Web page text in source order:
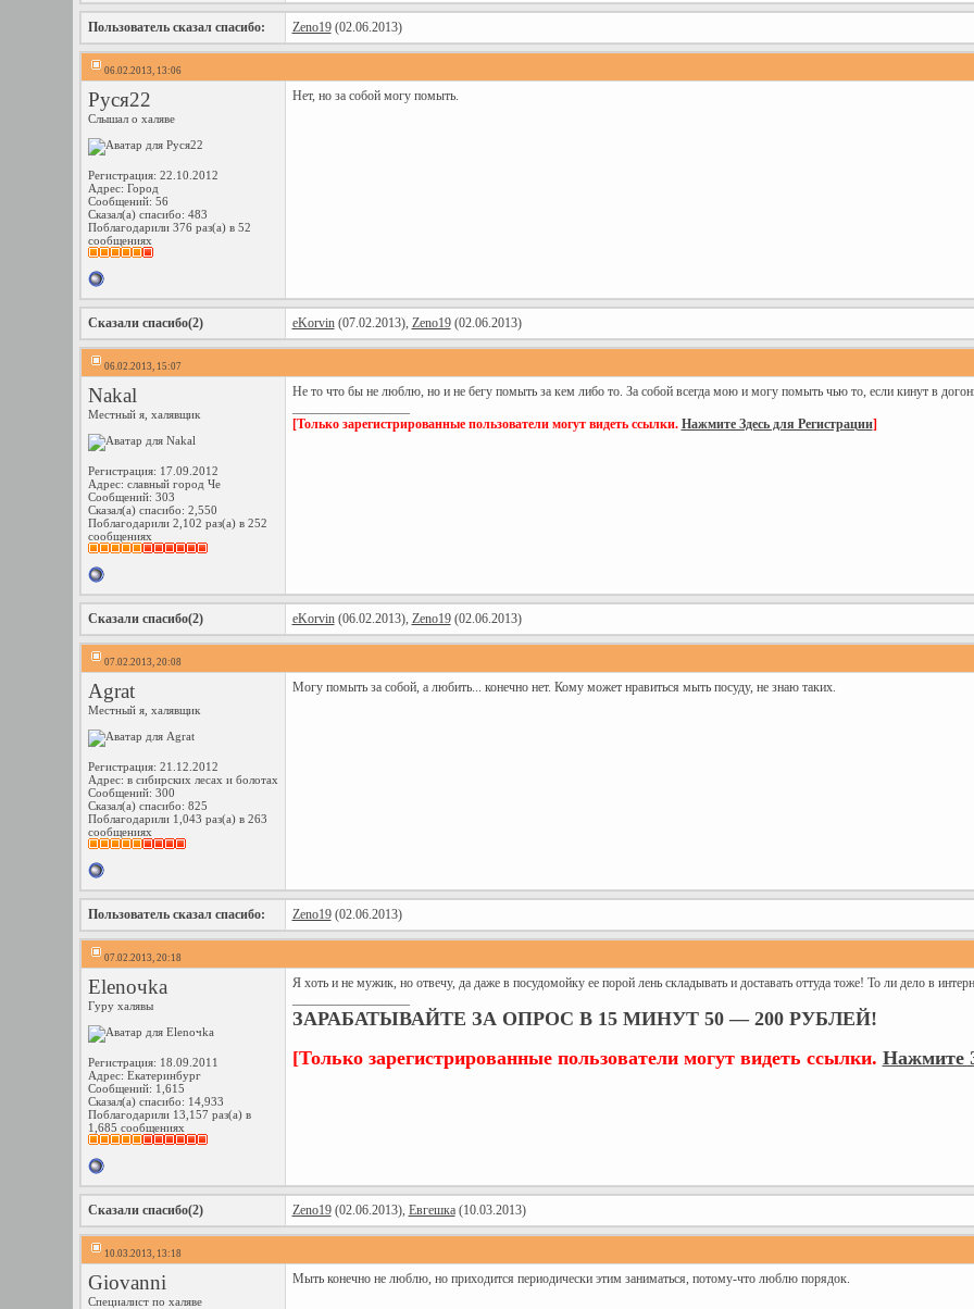
Пользователь сказал cпасибо: Zeno19(02.06.2013)
06.02.2013, 13:06
Руся22
Слышал о халяве
Регистрация: 22.10.2012
Адрес: Город
Сообщений: 56
Сказал(а) спасибо: 483
Поблагодарили 376 раз(а) в 52
сообщениях
Нет, но за собой могу помыть.
Сказали спасибо(2) eKorvin(07.02.2013), Zeno19(02.06.2013)
06.02.2013, 15:07
Nakal
Местный я, халявщик
Регистрация: 17.09.2012
Адрес: славный город Че
Сообщений: 303
Сказал(а) спасибо: 2,550
Поблагодарили 2,102 раз(а) в 252
сообщениях
Не то что бы не люблю, но и не бегу помыть за кем либо то. За собой всегда мою и могу помыть чью то, если кинут в
[Только зарегистрированные пользователи могут видеть ссылки. Нажмите Здесь для Регистрации]
Сказали спасибо(2) eKorvin(06.02.2013), Zeno19(02.06.2013)
07.02.2013, 20:08
Agrat
Местный я, халявщик
Регистрация: 21.12.2012
Адрес: в сибирских лесах и болотах
Сообщений: 300
Сказал(а) спасибо: 825
Поблагодарили 1,043 раз(а) в 263
сообщениях
Могу помыть за собой, а любить... конечно нет. Кому может нравиться мыть посуду, не знаю таких.
Пользователь сказал cпасибо: Zeno19(02.06.2013)
07.02.2013, 20:18
Elenoчka
Гуру халявы
Регистрация: 18.09.2011
Адрес: Екатеринбург
Сообщений: 1,615
Сказал(а) спасибо: 14,933
Поблагодарили 13,157 раз(а) в
1,685 сообщениях
Я хоть и не мужик, но отвечу, да даже в посудомойку ее порой лень складывать и доставать оттуда тоже! То ли дело в
ЗАРАБАТЫВАЙТЕ ЗА ОПРОС В 15 МИНУТ 50 — 200 РУБЛЕЙ!
[Только зарегистрированные пользователи могут видеть ссылки. Нажмите
Сказали спасибо(2) Zeno19(02.06.2013), Евгешка(10.03.2013)
10.03.2013, 13:18
Giovanni
Специалист по халяве
Мыть конечно не люблю, но приходится периодически этим заниматься, потому-что люблю порядок.